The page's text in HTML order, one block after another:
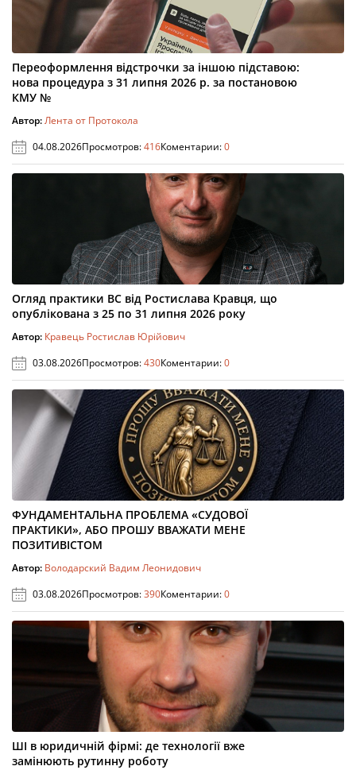
Переоформлення відстрочки за іншою підставою:
нова процедура з 31 липня 2026 р. за постановою
КМУ №
Автор:Лента от Протокола
04.08.2026Просмотров:416Коментарии:0
Огляд практики ВС від Ростислава Кравця, що
опублікована з 25 по 31 липня 2026 року
Автор: Кравець Ростислав Юрійович
03.08.2026Просмотров:430Коментарии:0
ФУНДАМЕНТАЛЬНА ПРОБЛЕМА «СУДОВОЇ
ПРАКТИКИ», АБО ПРОШУ ВВАЖАТИ МЕНЕ
ПОЗИТИВІСТОМ
Автор: Володарский Вадим Леонидович
03.08.2026Просмотров:390Коментарии:0
ШІ в юридичній фірмі: де технології вже
замінюють рутинну роботу